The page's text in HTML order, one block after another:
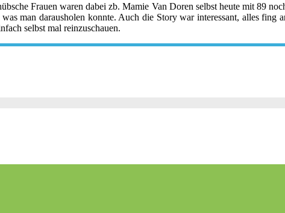
Frauen waren dabei zb. Mamie Van Doren selbst heute mit 89
man darausholen konnte. Auch die Story war interessant, alles
selbst mal reinzuschauen.